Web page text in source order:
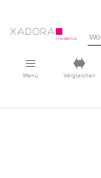
Menü Vergleichen